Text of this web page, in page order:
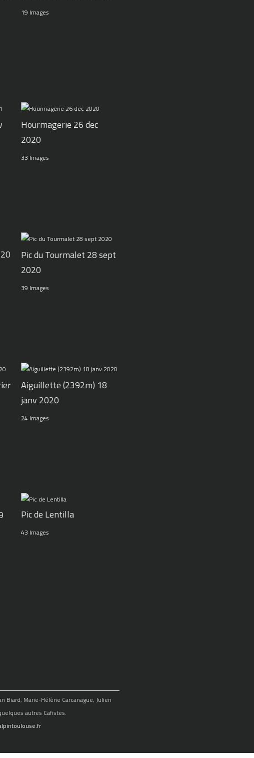
19 Images
Hourmagerie 26 dec
2020
33 Images
Pic du Tourmalet 28 sept
2020
39 Images
Aiguillette (2392m) 18
janv 2020
24 Images
Pic de Lentilla
43 Images
Biard, Marie-Hélène Carcanague, Julien
autres Cafistes.